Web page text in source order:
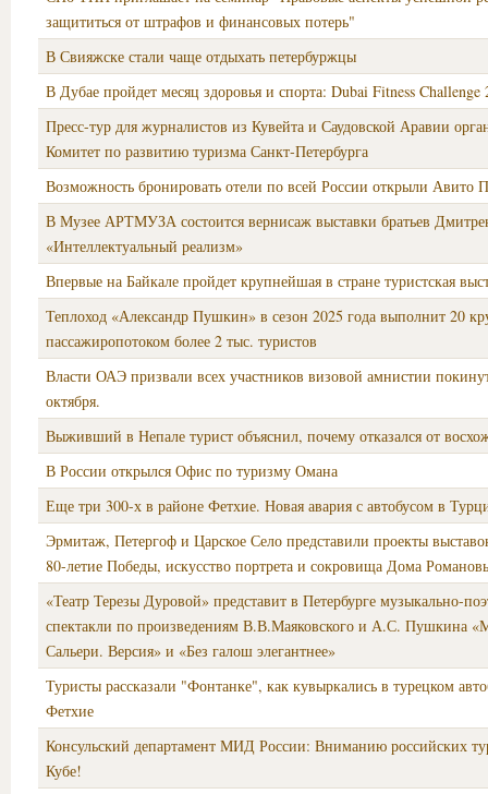
защититься от штрафов и финансовых потерь"
В Свияжске стали чаще отдыхать петербуржцы
В Дубае пройдет месяц здоровья и спорта: Dubai Fitness Challenge
Пресс-тур для журналистов из Кувейта и Саудовской Аравии
Комитет по развитию туризма Санкт‑Петербурга
Возможность бронировать отели по всей России открыли Авито
В Музее АРТМУЗА состоится вернисаж выставки братьев
«Интеллектуальный реализм»
Впервые на Байкале пройдет крупнейшая в стране туристская
Теплоход «Александр Пушкин» в сезон 2025 года выполнит 20
пассажиропотоком более 2 тыс. туристов
Власти ОАЭ призвали всех участников визовой амнистии
октября.
Выживший в Непале турист объяснил, почему отказался от
В России открылся Офис по туризму Омана
Еще три 300-х в районе Фетхие. Новая авария с автобусом в
Эрмитаж, Петергоф и Царское Село представили проекты
80-летие Победы, искусство портрета и сокровища Дома
«Театр Терезы Дуровой» представит в Петербурге музыкально-
спектакли по произведениям В.В.Маяковского и А.С. Пушкина
Сальери. Версия» и «Без галош элегантнее»
Туристы рассказали "Фонтанке", как кувыркались в турецком
Фетхие
Консульский департамент МИД России: Вниманию российских
Кубе!